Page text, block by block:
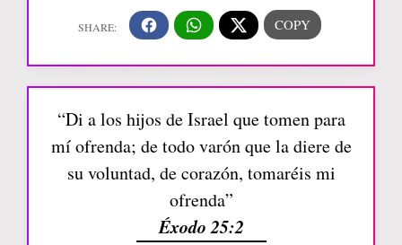
“Di a los hijos de Israel que tomen para
mí ofrenda; de todo varón que la diere de
su voluntad, de corazón, tomaréis mi
ofrenda”
Éxodo 25:2